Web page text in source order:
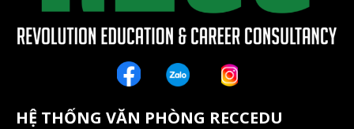
HỆ THỐNG VĂN PHÒNG RECCEDU